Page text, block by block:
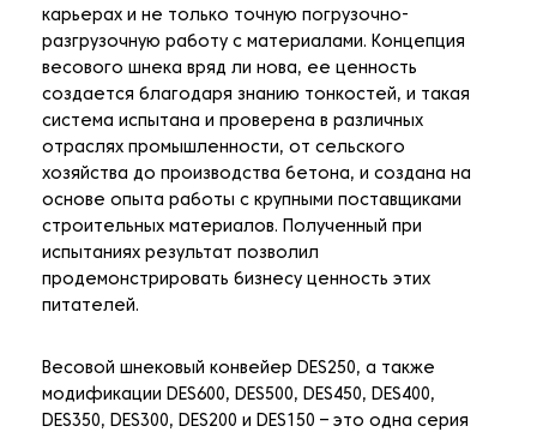
карьерах и не только точную погрузочно-
разгрузочную работу с материалами. Концепция
весового шнека вряд ли нова, ее ценность
создается благодаря знанию тонкостей, и такая
система испытана и проверена в различных
отраслях промышленности, от сельского
хозяйства до производства бетона, и создана на
основе опыта работы с крупными поставщиками
строительных материалов. Полученный при
испытаниях результат позволил
продемонстрировать бизнесу ценность этих
питателей.
Весовой шнековый конвейер DES250, а также
модификации DES600, DES500, DES450, DES400,
DES350, DES300, DES200 и DES150 – это одна серия